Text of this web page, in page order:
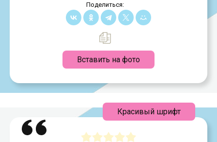
Поделиться:
Вставить на фото
Красивый шрифт